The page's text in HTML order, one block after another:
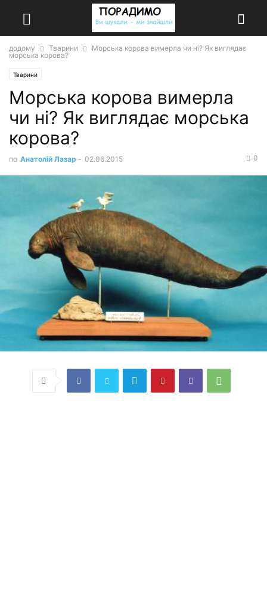
додому Тварини
Морська корова вимерла чи ні? Як виглядає
морська корова?
Тварини
Морська корова вимерла
чи ні? Як виглядає морська
корова?
по Анатолій Лазар - 02.06.2015 0